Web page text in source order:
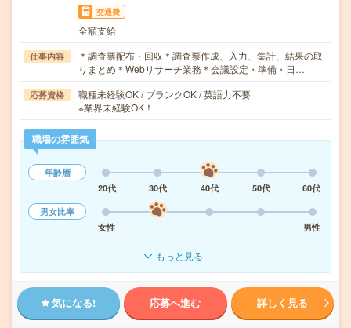
交通費
全額支給
仕事内容
＊調査票配布・回収＊調査票作成、入力、集計、結果の取
りまとめ＊Webリサーチ業務＊会議設定・準備・日…
応募資格
職種未経験OK / ブランクOK / 英語力不要
※業界未経験OK！
職場の雰囲気
年齢層
20代
30代 40代 50代
60代
男女比率
女性
男性
もっと見る
気になる! 応募へ進む 詳しく見る